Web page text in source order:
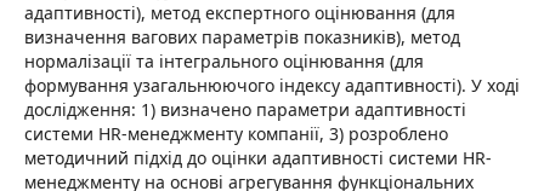
адаптивності), метод експертного оцінювання (для
визначення вагових параметрів показників), метод
нормалізації та інтегрального оцінювання (для
формування узагальнюючого індексу адаптивності). У ході
дослідження: 1) визначено параметри адаптивності
системи HR-менеджменту компанії, 3) розроблено
методичний підхід до оцінки адаптивності системи HR-
менеджменту на основі агрегування функціональних